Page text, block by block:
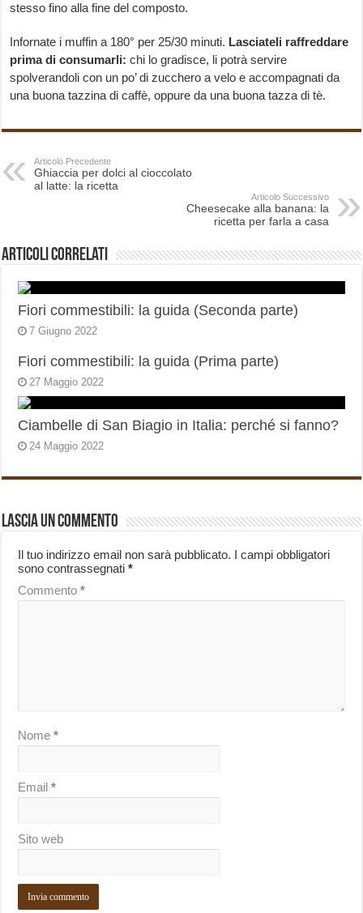
stesso fino alla fine del composto.
Infornate i muffin a 180° per 25/30 minuti. Lasciateli raffreddare
prima di consumarli:chi lo gradisce, li potrà servire
spolverandoli con un po’ di zucchero a velo e accompagnati da
una buona tazzina di caffè, oppure da una buona tazza di tè.
Articolo Precedente
Ghiaccia per dolci al cioccolato
al latte: la ricetta
Articolo Successivo
Cheesecake alla banana: la
ricetta per farla a casa
Articoli correlati
Fiori commestibili: la guida (Seconda parte)
7 Giugno 2022
Fiori commestibili: la guida (Prima parte)
27 Maggio 2022
Ciambelle di San Biagio in Italia: perché si fanno?
24 Maggio 2022
Lascia un commento
Il tuo indirizzo email non sarà pubblicato. I campi obbligatori
sono contrassegnati*
Commento*
Nome*
Email*
Sito web